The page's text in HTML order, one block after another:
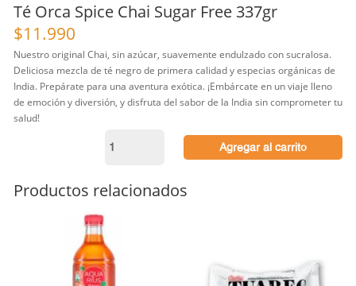
Té Orca Spice Chai Sugar Free 337gr
$11.990
Nuestro original Chai, sin azúcar, suavemente endulzado con sucralosa.
Deliciosa mezcla de té negro de primera calidad y especias orgánicas de
India. Prepárate para una aventura exótica. ¡Embárcate en un viaje lleno
de emoción y diversión, y disfruta del sabor de la India sin comprometer tu
salud!
Orca
Chai
Sugar
cantidad
Agregar al carrito
Productos relacionados